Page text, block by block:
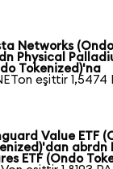
Networks
Physical
Tokenized)'na
eşittir 1,5474
Value ETF
abrdn
ETF (Ondo